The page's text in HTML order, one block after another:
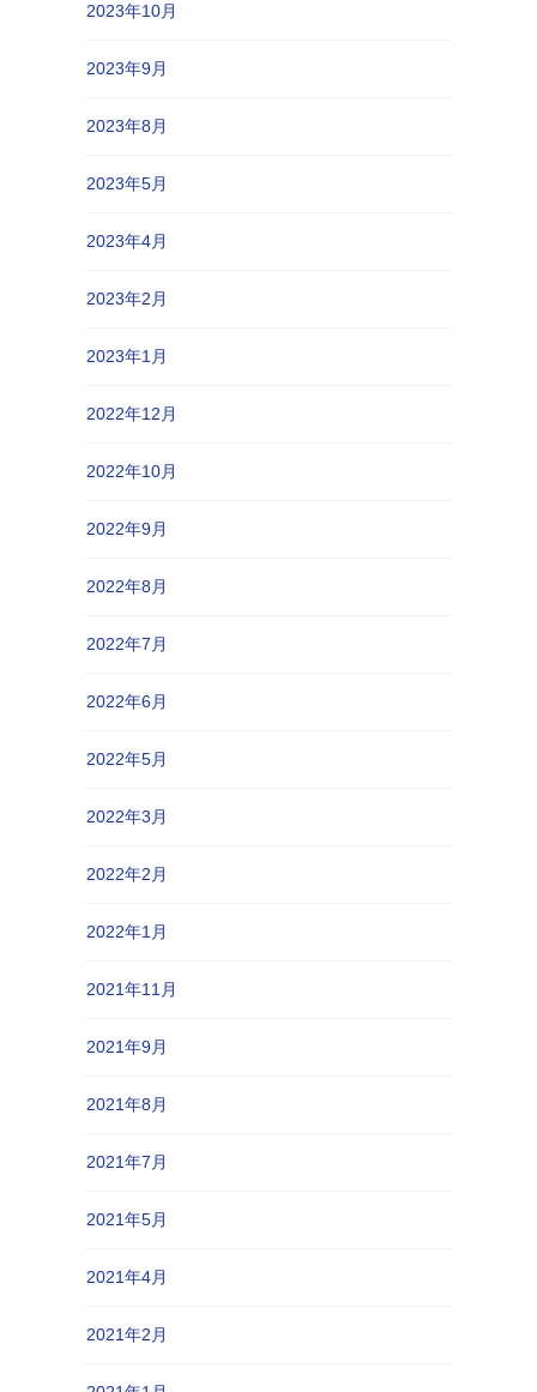
2023年10月
2023年9月
2023年8月
2023年5月
2023年4月
2023年2月
2023年1月
2022年12月
2022年10月
2022年9月
2022年8月
2022年7月
2022年6月
2022年5月
2022年3月
2022年2月
2022年1月
2021年11月
2021年9月
2021年8月
2021年7月
2021年5月
2021年4月
2021年2月